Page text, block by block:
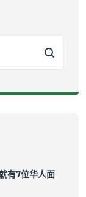
有7位华人面